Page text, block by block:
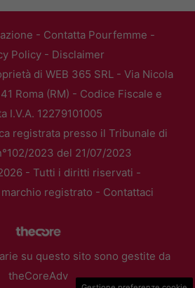
- Contatta Pourfemme -
Policy- Disclaimer
di WEB 365 SRL - Via Nicola
Roma (RM) - Codice Fiscale e
I.V.A. 12279101005
registrata presso il Tribunale di
2023 del 21/07/2023
- Tutti i diritti riservati -
marchio registrato - Contattaci
su questo sito sono gestite da
theCoreAdv